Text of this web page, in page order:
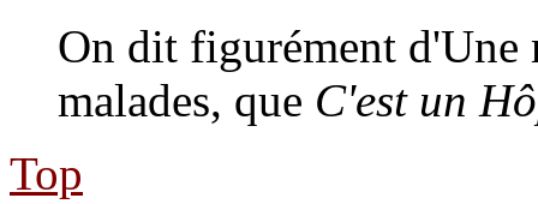
On dit figurément d'Une
malades, que C'est un
Top